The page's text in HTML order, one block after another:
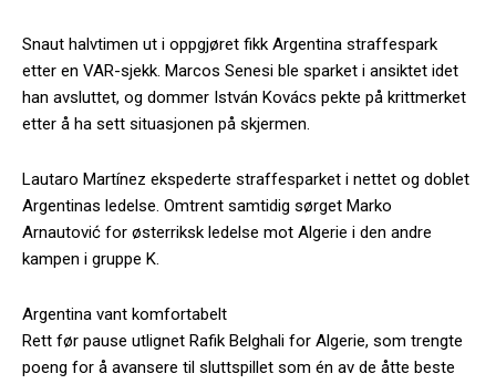
Snaut halvtimen ut i oppgjøret fikk Argentina straffespark
etter en VAR-sjekk. Marcos Senesi ble sparket i ansiktet idet
han avsluttet, og dommer István Kovács pekte på krittmerket
etter å ha sett situasjonen på skjermen.
Lautaro Martínez ekspederte straffesparket i nettet og doblet
Argentinas ledelse. Omtrent samtidig sørget Marko
Arnautović for østerriksk ledelse mot Algerie i den andre
kampen i gruppe K.
Argentina vant komfortabelt
Rett før pause utlignet Rafik Belghali for Algerie, som trengte
poeng for å avansere til sluttspillet som én av de åtte beste